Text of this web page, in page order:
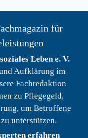
für
Leben e. V.
Aufklärung im
Fachredaktion
zu Pflegegeld,
um Betroffene
unterstützen.
erfahren